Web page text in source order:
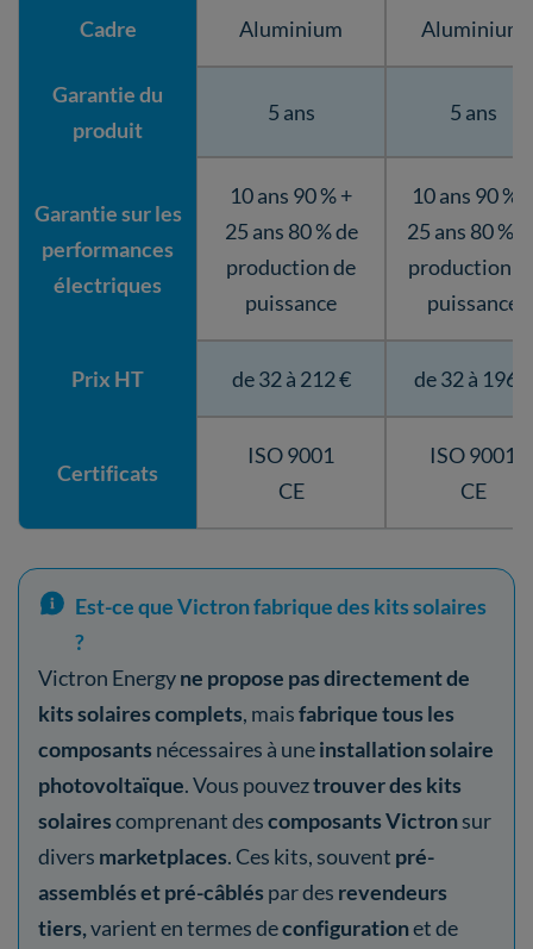
Cadre Aluminium Aluminium
Garantie du
produit
5 ans 5 ans
Garantie sur les
performances
électriques
10 ans 90 % +
25 ans 80 % de
production de
puissance
10 ans 90 % +
25 ans 80 %
production
puissance
Prix HT de 32 à 212 € de 32 à 196 €
Certificats
ISO 9001
CE
ISO 9001
CE
Est-ce que Victron fabrique des kits solaires
?
Victron Energyne propose pas directement de
kits solaires complets, maisfabrique tous les
composants nécessaires à uneinstallation solaire
photovoltaïque. Vous pouveztrouver des kits
solairescomprenant descomposants Victronsur
divers marketplaces. Ces kits, souvent pré-
assemblés et pré-câblés par des revendeurs
tiers,varient en termes deconfigurationet de